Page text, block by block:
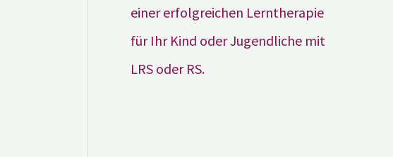
einer erfolgreichen Lerntherapie
für Ihr Kind oder Jugendliche mit
LRS oder RS.